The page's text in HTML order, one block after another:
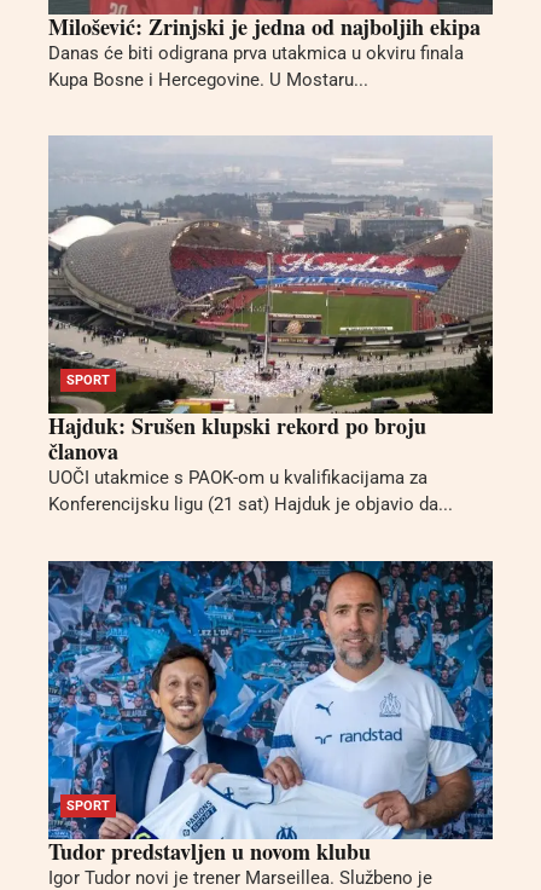
Milošević: Zrinjski je jedna od najboljih ekipa
Danas će biti odigrana prva utakmica u okviru finala
Kupa Bosne i Hercegovine. U Mostaru...
SPORT
Hajduk: Srušen klupski rekord po broju
članova
UOČI utakmice s PAOK-om u kvalifikacijama za
Konferencijsku ligu (21 sat) Hajduk je objavio da...
SPORT
Tudor predstavljen u novom klubu
Igor Tudor novi je trener Marseillea. Službeno je